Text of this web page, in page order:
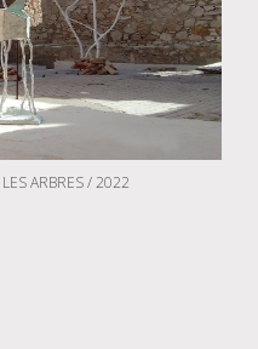
ARBRES / 2022